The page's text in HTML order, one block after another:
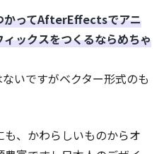
かってAfterEffectsでアニ
ックスをつくるならめちゃ
ないですがベクター形式のも
、かわらしいものからオ